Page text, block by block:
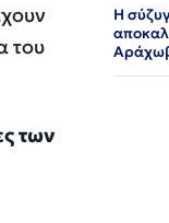
του
των
Η